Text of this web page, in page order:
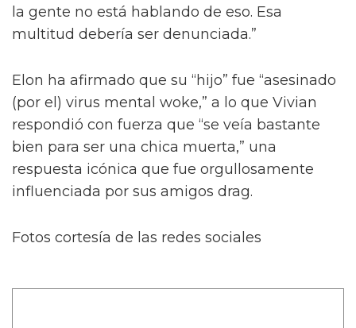
la gente no está hablando de eso. Esa
multitud debería ser denunciada.”
Elon ha afirmado que su “hijo” fue “asesinado
(por el) virus mental woke,” a lo que Vivian
respondió con fuerza que “se veía bastante
bien para ser una chica muerta,” una
respuesta icónica que fue orgullosamente
influenciada por sus amigos drag.
Fotos cortesía de las redes sociales